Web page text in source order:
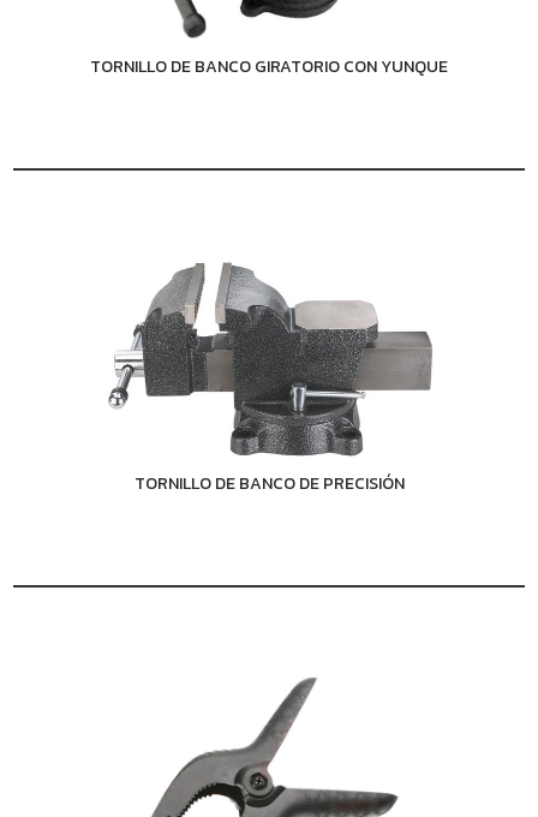
TORNILLO DE BANCO GIRATORIO CON YUNQUE
TORNILLO DE BANCO DE PRECISIÓN